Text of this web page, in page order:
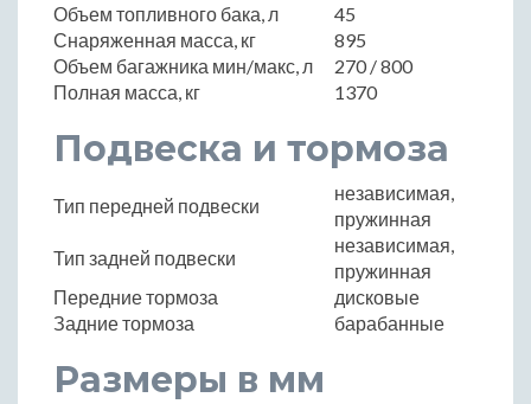
Объем топливного бака, л
45
Снаряженная масса, кг
895
Объем багажника мин/макс, л
270 / 800
Полная масса, кг
1370
Подвеска и тормоза
Тип передней подвески
независимая,
пружинная
Тип задней подвески
независимая,
пружинная
Передние тормоза
дисковые
Задние тормоза
барабанные
Размеры в мм